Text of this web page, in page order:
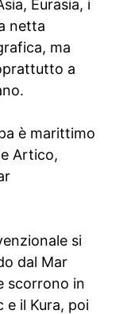
Eurasia, i
netta
ma
a
è marittimo
Artico,
si
dal Mar
scorrono in
e il Kura, poi